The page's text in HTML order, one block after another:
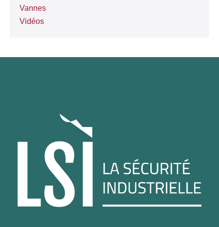
Vannes
Vidéos